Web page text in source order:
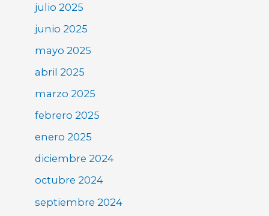
julio 2025
junio 2025
mayo 2025
abril 2025
marzo 2025
febrero 2025
enero 2025
diciembre 2024
octubre 2024
septiembre 2024